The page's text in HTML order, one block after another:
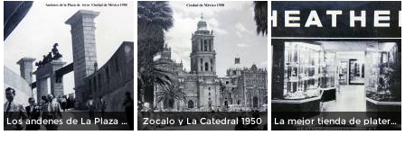
Los andenes de La Plaza de toros Ciudad de México 1950 Zocalo y La Catedral 1950 La mejor tienda de plateria.